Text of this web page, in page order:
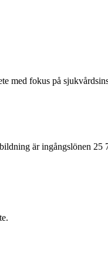
med fokus på
är ingångslönen 25